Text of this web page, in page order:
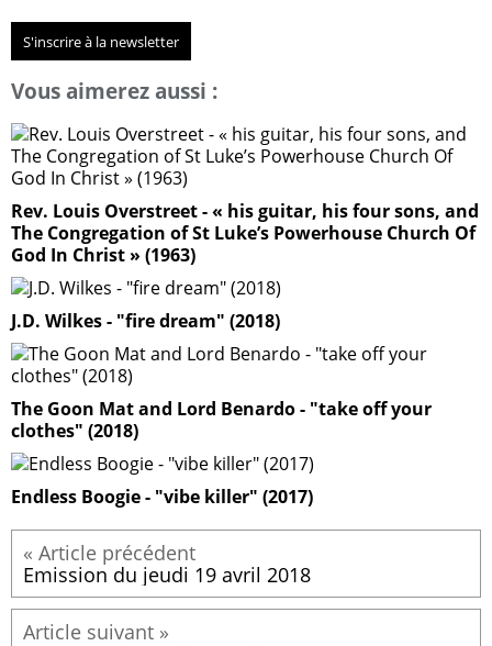
S'inscrire à la newsletter
Vous aimerez aussi :
Rev. Louis Overstreet - « his guitar, his four sons, and
The Congregation of St Luke’s Powerhouse Church Of
God In Christ » (1963)
J.D. Wilkes - "fire dream" (2018)
The Goon Mat and Lord Benardo - "take off your
clothes" (2018)
Endless Boogie - "vibe killer" (2017)
Emission du jeudi 19 avril 2018